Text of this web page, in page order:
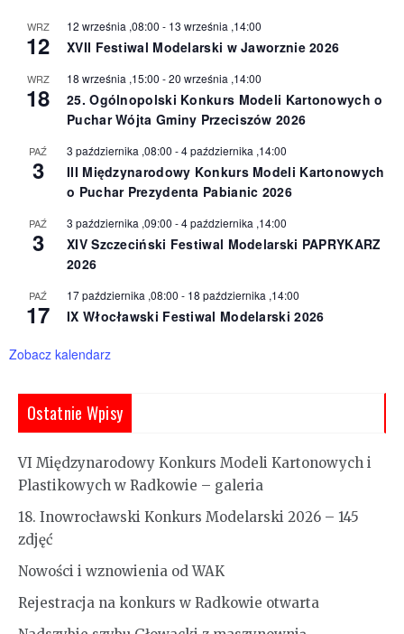
WRZ
12
12 września ,08:00 - 13 września ,14:00
XVII Festiwal Modelarski w Jaworznie 2026
WRZ
18
18 września ,15:00 -20 września ,14:00
25. Ogólnopolski Konkurs Modeli Kartonowych o
Puchar Wójta Gminy Przeciszów 2026
PAŹ
3
3 października ,08:00 -4 października ,14:00
III Międzynarodowy Konkurs Modeli Kartonowych
o Puchar Prezydenta Pabianic 2026
PAŹ
3
3 października ,09:00 -4 października ,14:00
XIV Szczeciński Festiwal Modelarski PAPRYKARZ
2026
PAŹ
17
17 października ,08:00 - 18 października ,14:00
IX Włocławski Festiwal Modelarski 2026
Zobacz kalendarz
Ostatnie Wpisy
VI Międzynarodowy Konkurs Modeli Kartonowych i
Plastikowych w Radkowie – galeria
18. Inowrocławski Konkurs Modelarski 2026 – 145
zdjęć
Nowości i wznowienia od WAK
Rejestracja na konkurs w Radkowie otwarta